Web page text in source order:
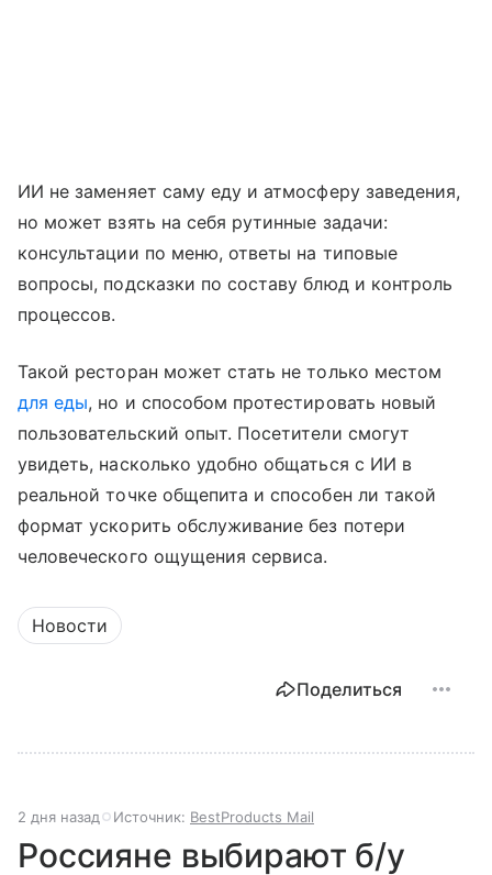
ИИ не заменяет саму еду и атмосферу заведения,
но может взять на себя рутинные задачи:
консультации по меню, ответы на типовые
вопросы, подсказки по составу блюд и контроль
процессов.
Такой ресторан может стать не только местом
для еды, но и способом протестировать новый
пользовательский опыт. Посетители смогут
увидеть, насколько удобно общаться с ИИ в
реальной точке общепита и способен ли такой
формат ускорить обслуживание без потери
человеческого ощущения сервиса.
Новости
Поделиться
2 дня назад Источник: BestProducts Mail
Россияне выбирают б/у